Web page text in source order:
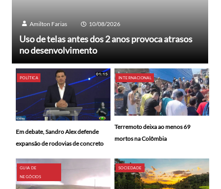
Amilton Farias 10/08/2026
Uso de telas antes dos 2 anos provoca atrasos
no desenvolvimento
POLÍTICA
Em debate, Sandro Alex defende
expansão de rodovias de concreto
INTERNACIONAL
Terremoto deixa ao menos 69
mortos na Colômbia
GUIA DE
NEGÓCIOS
SOCIEDADE